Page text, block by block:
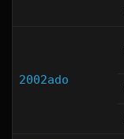
2002ado